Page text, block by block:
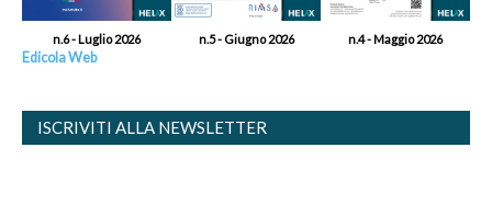
n.6 - Luglio 2026 n.5 - Giugno 2026 n.4 - Maggio 2026
Edicola Web
ISCRIVITI ALLA NEWSLETTER